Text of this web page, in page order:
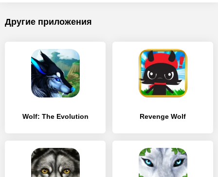
Другие приложения
Wolf: The Evolution Revenge Wolf